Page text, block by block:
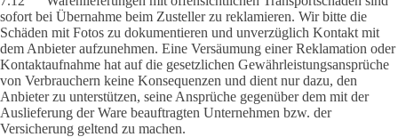
sofort bei Übernahme beim Zusteller zu reklamieren. Wir bitte die
Schäden mit Fotos zu dokumentieren und unverzüglich Kontakt mit
dem Anbieter aufzunehmen. Eine Versäumung einer Reklamation oder
Kontaktaufnahme hat auf die gesetzlichen Gewährleistungsansprüche
von Verbrauchern keine Konsequenzen und dient nur dazu, den
Anbieter zu unterstützen, seine Ansprüche gegenüber dem mit der
Auslieferung der Ware beauftragten Unternehmen bzw. der
Versicherung geltend zu machen.